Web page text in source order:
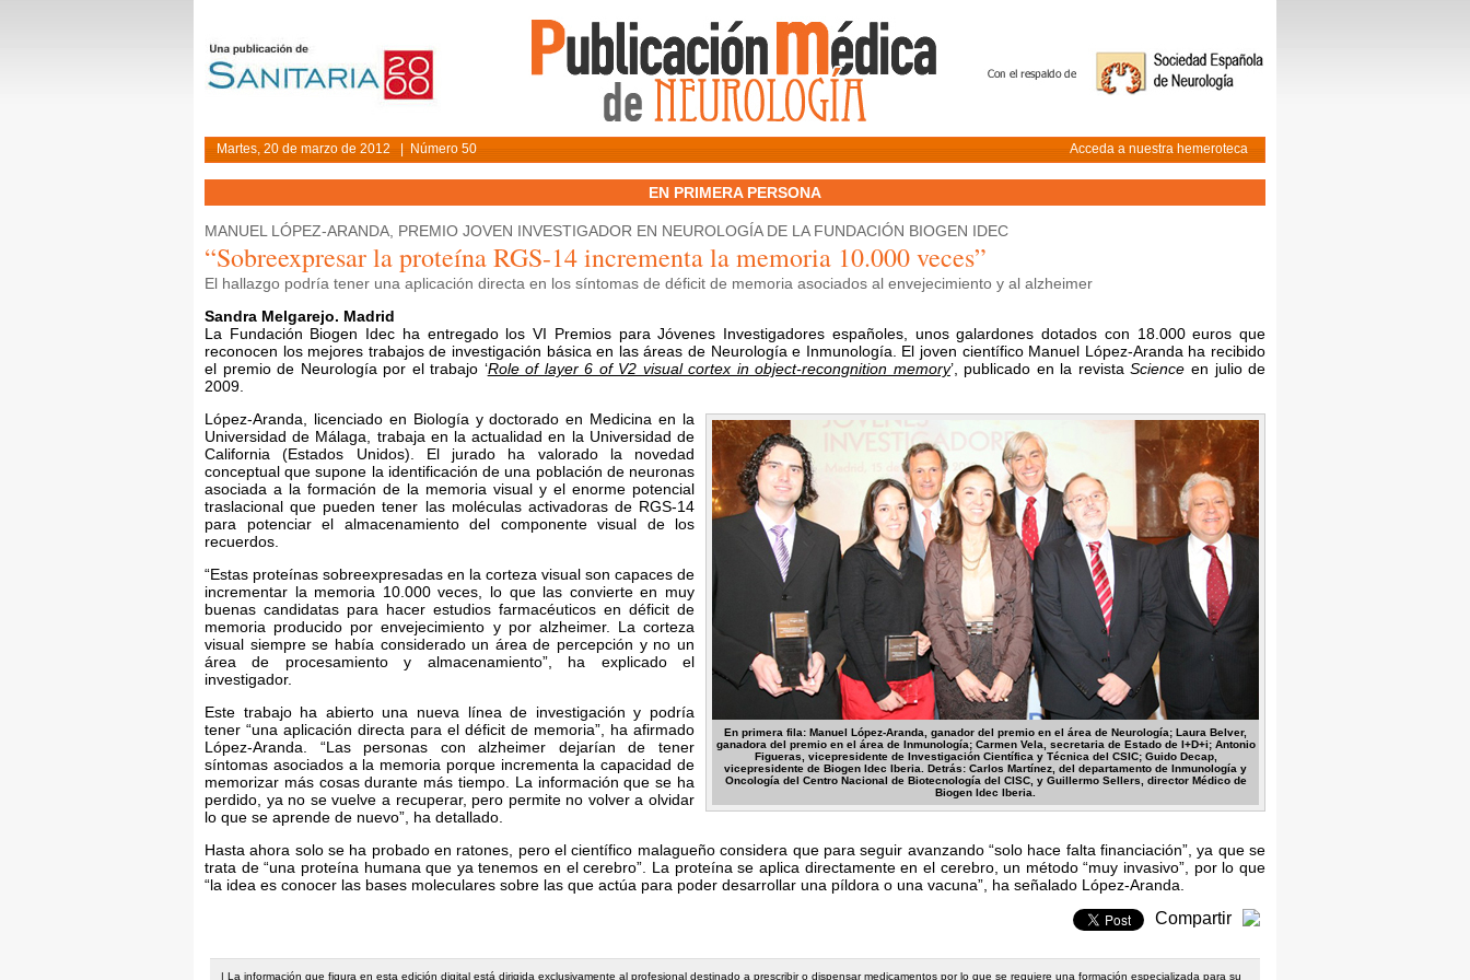
Martes, 20 de marzo de 2012 | Número 50 Acceda a nuestra hemeroteca
EN PRIMERA PERSONA
MANUEL LÓPEZ-ARANDA, PREMIO JOVEN INVESTIGADOR EN NEUROLOGÍA DE LA FUNDACIÓN BIOGEN IDEC
“Sobreexpresar la proteína RGS-14 incrementa la memoria 10.000 veces”
El hallazgo podría tener una aplicación directa en los síntomas de déficit de memoria asociados al envejecimiento y al alzheimer
Sandra Melgarejo. Madrid
La Fundación Biogen Idec ha entregado los VI Premios para Jóvenes Investigadores españoles, unos galardones dotados con 18.000 euros que
reconocen los mejores trabajos de investigación básica en las áreas de Neurología e Inmunología. El joven científico Manuel López-Aranda ha recibido
el premio de Neurología por el trabajo ‘Role of layer 6 of V2 visual cortex in object-recongnition memory’, publicado en la revistaScience en julio de
2009.
En primera fila: Manuel López-Aranda, ganador del premio en el área de Neurología; Laura Belver,
ganadora del premio en el área de Inmunología; Carmen Vela, secretaria de Estado de I+D+i; Antonio
Figueras, vicepresidente de Investigación Científica y Técnica del CSIC; Guido Decap,
vicepresidente de Biogen Idec Iberia. Detrás: Carlos Martínez, del departamento de Inmunología y
Oncología del Centro Nacional de Biotecnología del CISC, y Guillermo Sellers, director Médico de
Biogen Idec Iberia.
López-Aranda, licenciado en Biología y doctorado en Medicina en la
Universidad de Málaga, trabaja en la actualidad en la Universidad de
California (Estados Unidos). El jurado ha valorado la novedad
conceptual que supone la identificación de una población de neuronas
asociada a la formación de la memoria visual y el enorme potencial
traslacional que pueden tener las moléculas activadoras de RGS-14
para potenciar el almacenamiento del componente visual de los
recuerdos.
“Estas proteínas sobreexpresadas en la corteza visual son capaces de
incrementar la memoria 10.000 veces, lo que las convierte en muy
buenas candidatas para hacer estudios farmacéuticos en déficit de
memoria producido por envejecimiento y por alzheimer. La corteza
visual siempre se había considerado un área de percepción y no un
área de procesamiento y almacenamiento”, ha explicado el
investigador.
Este trabajo ha abierto una nueva línea de investigación y podría
tener “una aplicación directa para el déficit de memoria”, ha afirmado
López-Aranda. “Las personas con alzheimer dejarían de tener
síntomas asociados a la memoria porque incrementa la capacidad de
memorizar más cosas durante más tiempo. La información que se ha
perdido, ya no se vuelve a recuperar, pero permite no volver a olvidar
lo que se aprende de nuevo”, ha detallado.
Hasta ahora solo se ha probado en ratones, pero el científico malagueño considera que para seguir avanzando “solo hace falta financiación”, ya que se
trata de “una proteína humana que ya tenemos en el cerebro”. La proteína se aplica directamente en el cerebro, un método “muy invasivo”, por lo que
“la idea es conocer las bases moleculares sobre las que actúa para poder desarrollar una píldora o una vacuna”, ha señalado López-Aranda.
Compartir
| La información que figura en esta edición digital está dirigida exclusivamente al profesional destinado a prescribir o dispensar medicamentos por lo que se requiere una formación especializada para su